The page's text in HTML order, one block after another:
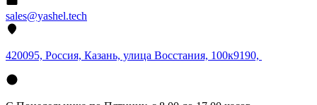
sales@yashel.tech
420095, Россия, Казань, улица Восстания, 100к9190,